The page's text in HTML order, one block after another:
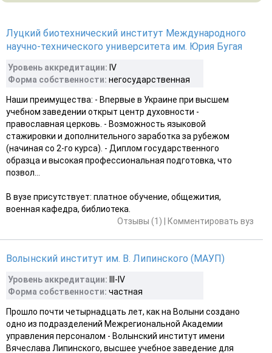
Луцкий биотехнический институт Международного
научно-технического университета им. Юрия Бугая
Уровень аккредитации: IV
Форма собственности: негосударственная
Наши преимущества: - Впервые в Украине при высшем
учебном заведении открыт центр духовности -
православная церковь. - Возможность языковой
стажировки и дополнительного заработка за рубежом
(начиная со 2-го курса). - Диплом государственного
образца и высокая профессиональная подготовка, что
позвол...
В вузе присутствует: платное обучение, общежития,
военная кафедра, библиотека.
Отзывы (1)
Комментировать вуз
Волынский институт им. В. Липинского (МАУП)
Уровень аккредитации: III-ІV
Форма собственности: частная
Прошло почти четырнадцать лет, как на Волыни создано
одно из подразделений Межрегиональной Академии
управления персоналом - Волынский институт имени
Вячеслава Липинского, высшее учебное заведение для